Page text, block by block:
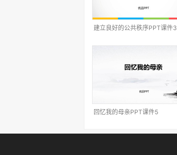
建立良好的公共秩序PPT课件3
回忆我的母亲PPT课件5